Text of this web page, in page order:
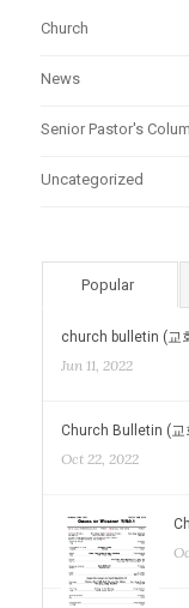
Church
News
Senior Pastor's
Uncategorized
Popular
church bulletin (교
Jun 11, 2022
Church Bulletin (
Oct 22, 2022